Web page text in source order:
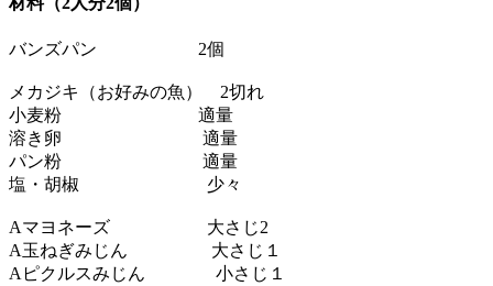
バンズパン 2個
メカジキ（お好みの魚） 2切れ
小麦粉 適量
溶き卵 適量
パン粉 適量
塩・胡椒 少々
Aマヨネーズ 大さじ2
A玉ねぎみじん 大さじ１
Aピクルスみじん 小さじ１